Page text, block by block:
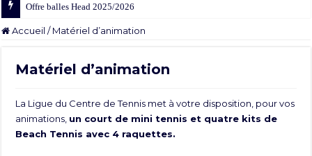
Offre balles Head 2025/2026
Accueil / Matériel d’animation
Matériel d’animation
La Ligue du Centre de Tennis met à votre disposition, pour vos
animations, un court de mini tennis et quatre kits de
Beach Tennis avec 4 raquettes.